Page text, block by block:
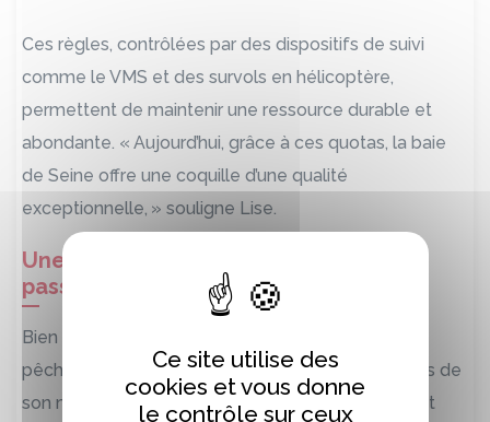
Ces règles, contrôlées par des dispositifs de suivi
comme le VMS et des survols en hélicoptère,
permettent de maintenir une ressource durable et
abondante. « Aujourd’hui, grâce à ces quotas, la baie
de Seine offre une coquille d’une qualité
exceptionnelle, » souligne Lise.
Une tradition locale, un métier de
passion
Bien que Lise ne vienne pas d’une famille de
pêcheurs, elle a plongé dans cet univers aux côtés de
son mari, passionné de la mer. Ensemble, ils gèrent
Ce site utilise des
cookies et vous donne
le contrôle sur ceux